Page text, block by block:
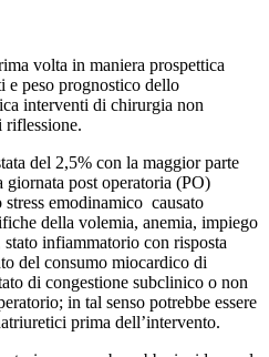
volta in maniera prospettica
e peso prognostico dello
interventi di chirurgia non
riflessione.
del 2,5% con la maggior parte
post operatoria (PO)
emodinamico causato
della volemia, anemia, impiego
infiammatorio con risposta
del consumo miocardico di
di congestione subclinico o non
in tal senso potrebbe essere
prima dell’intervento.